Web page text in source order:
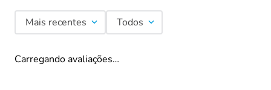
Mais recentes Todos
Carregando avaliações…